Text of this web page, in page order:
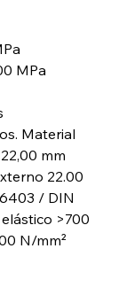
MPa
Material
mm
22.00
/ DIN
>700
N/mm²